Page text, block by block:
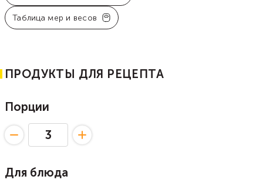
Таблица мер и весов
ПРОДУКТЫ ДЛЯ РЕЦЕПТА
Порции
Для блюда